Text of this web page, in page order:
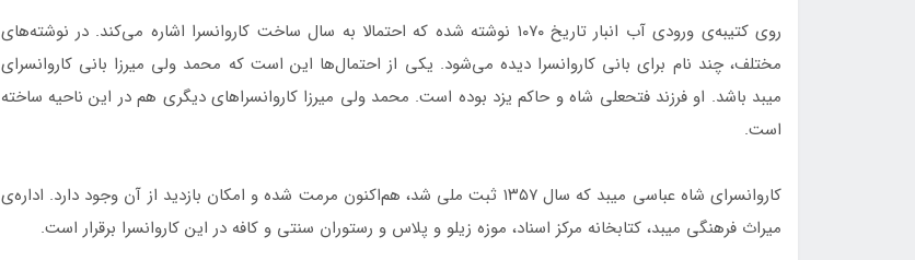
روی کتیبه‌ی ورودی آب انبار تاریخ ۱۰۷۰ نوشته شده که احتمالا به سال ساخت کاروانسرا اشاره می‌کند. در نوشته‌های
مختلف، چند نام برای بانی کاروانسرا دیده می‌شود. یکی از احتمال‌ها این است که محمد ولی میرزا بانی کاروانسرای
میبد باشد. او فرزند فتحعلی شاه و حاکم یزد بوده است. محمد ولی میرزا کاروانسراهای دیگری هم در این ناحیه ساخته
است.
کاروانسرای شاه‌ عباسی میبد که سال ۱۳۵۷ ثبت ملی شد، هم‌اکنون مرمت شده و امکان بازدید از آن وجود دارد. اداره‌ی
میراث فرهنگی میبد، کتابخانه مرکز اسناد،‌ موزه زیلو و پلاس و رستوران سنتی و کافه در این کاروانسرا برقرار است.